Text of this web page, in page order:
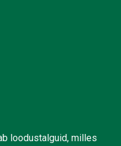
loodustalguid, milles